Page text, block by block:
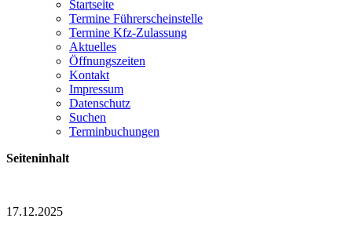
Startseite
Termine Führerscheinstelle
Termine Kfz-Zulassung
Aktuelles
Öffnungszeiten
Kontakt
Impressum
Datenschutz
Suchen
Terminbuchungen
Seiteninhalt
17.12.2025